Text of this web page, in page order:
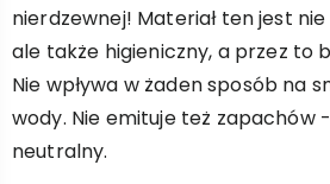
nierdzewnej! Materiał ten jest
ale także higieniczny, a przez to
Nie wpływa w żaden sposób na
wody. Nie emituje też zapachów
neutralny.